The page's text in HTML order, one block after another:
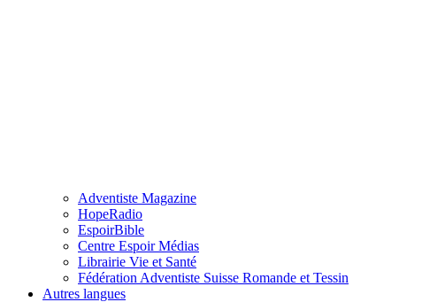
Adventiste Magazine
HopeRadio
EspoirBible
Centre Espoir Médias
Librairie Vie et Santé
Fédération Adventiste Suisse Romande et Tessin
Autres langues